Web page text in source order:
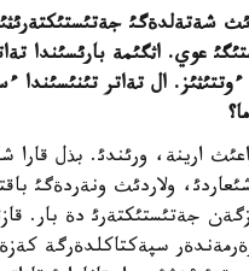
شةتةلدةگئ
عوي. اثگئمة بارئسئندا
ال تةاتر تئنئسئندا
ارينة، ورئندئ. بذل قارا
ولاردئث ونةردةگئ
جةتئستئكتةرئ دة بار.
سپةكتاكلدةرگة